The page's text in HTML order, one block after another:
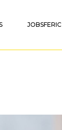
JOBSFERIC